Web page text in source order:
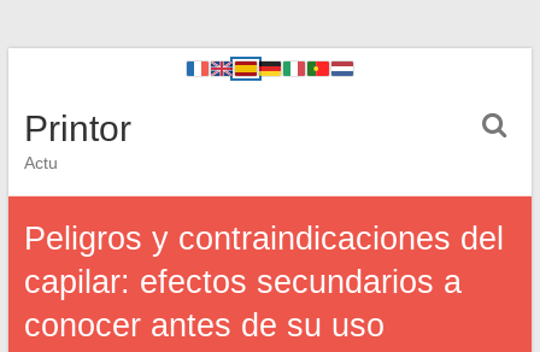
Printor
Actu
Peligros y contraindicaciones del
capilar: efectos secundarios a
conocer antes de su uso